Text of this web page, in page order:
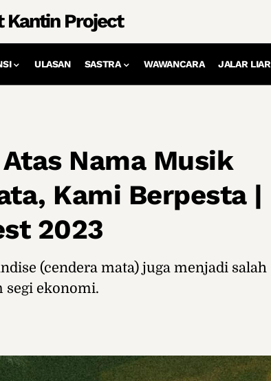
Kantin Project
ULASAN SASTRA WAWANCARA JALAR LIAR
Nama Musik
Kami Berpesta |
2023
(cendera mata) juga menjadi salah
segi ekonomi.